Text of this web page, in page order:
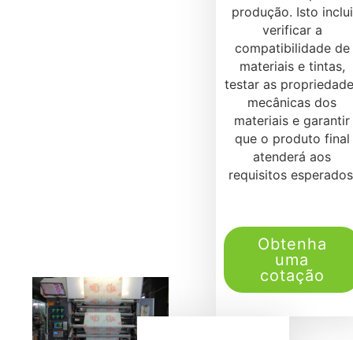
produção. Isto inclui
verificar a
compatibilidade de
materiais e tintas,
testar as
mecânicas dos
materiais e garantir
que o produto final
atenderá aos
requisitos
Obtenha
uma
cotação